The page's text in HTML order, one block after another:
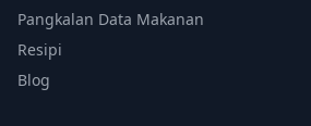
Pangkalan Data Makanan
Resipi
Blog